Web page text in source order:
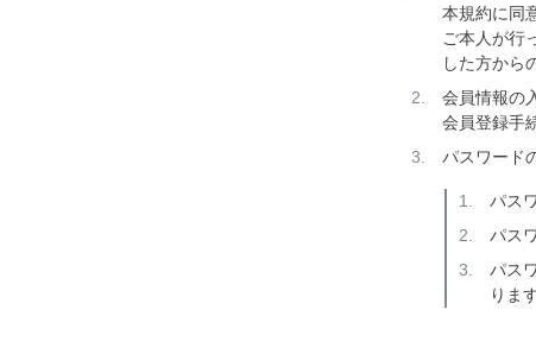
本規約に同
ご本人が行
した方から
会員情報の
会員登録手
パスワード
パス
パス
パス
りま